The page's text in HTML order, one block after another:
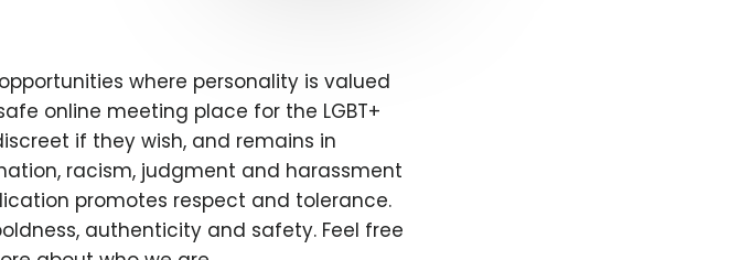
where personality is valued
online meeting place for the LGBT+
if they wish, and remains in
racism, judgment and harassment
promotes respect and tolerance.
authenticity and safety. Feel free